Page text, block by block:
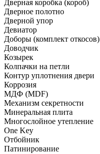
Дверная коробка (короб)
Дверное полотно
Дверной упор
Девиатор
Доборы (комплект откосов)
Доводчик
Козырек
Колпачки на петли
Контур уплотнения двери
Коррозия
МДФ (MDF)
Механизм секретности
Минеральная плита
Многослойное утепление
One Key
Отбойник
Патинирование